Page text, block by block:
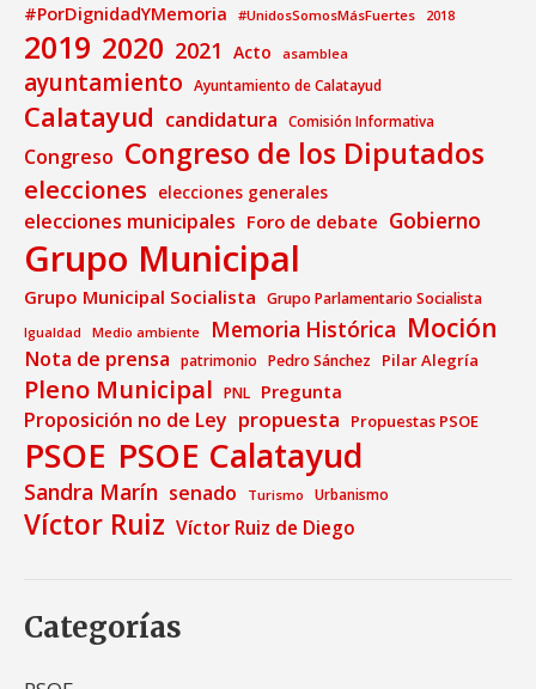
#PorDignidadYMemoria #UnidosSomosMásFuertes 2018
2019 2020 2021 Acto asamblea
ayuntamiento Ayuntamiento de Calatayud
Calatayud candidatura Comisión Informativa
Congreso Congreso de los Diputados
elecciones elecciones generales
elecciones municipales Foro de debate Gobierno
Grupo Municipal
Grupo Municipal Socialista Grupo Parlamentario Socialista
Igualdad Medio ambiente Memoria Histórica Moción
Nota de prensa patrimonio Pedro Sánchez Pilar Alegría
Pleno Municipal PNL Pregunta
Proposición no de Ley propuesta Propuestas PSOE
PSOE PSOE Calatayud
Sandra Marín senado Turismo Urbanismo
Víctor Ruiz Víctor Ruiz de Diego
Categorías